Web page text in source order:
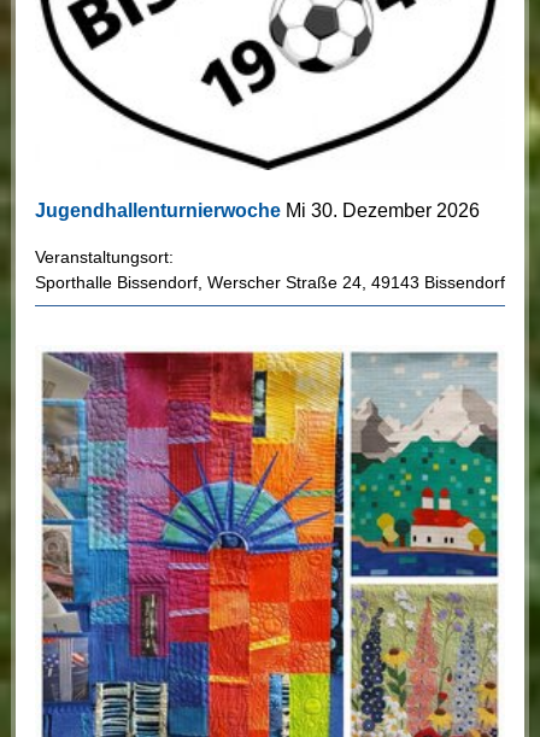
Jugendhallenturnierwoche Mi 30. Dezember 2026
Veranstaltungsort:
Sporthalle Bissendorf, Werscher Straße 24, 49143 Bissendorf